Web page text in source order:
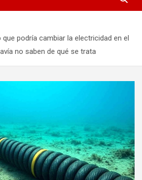
podría cambiar la electricidad en el
no saben de qué se trata